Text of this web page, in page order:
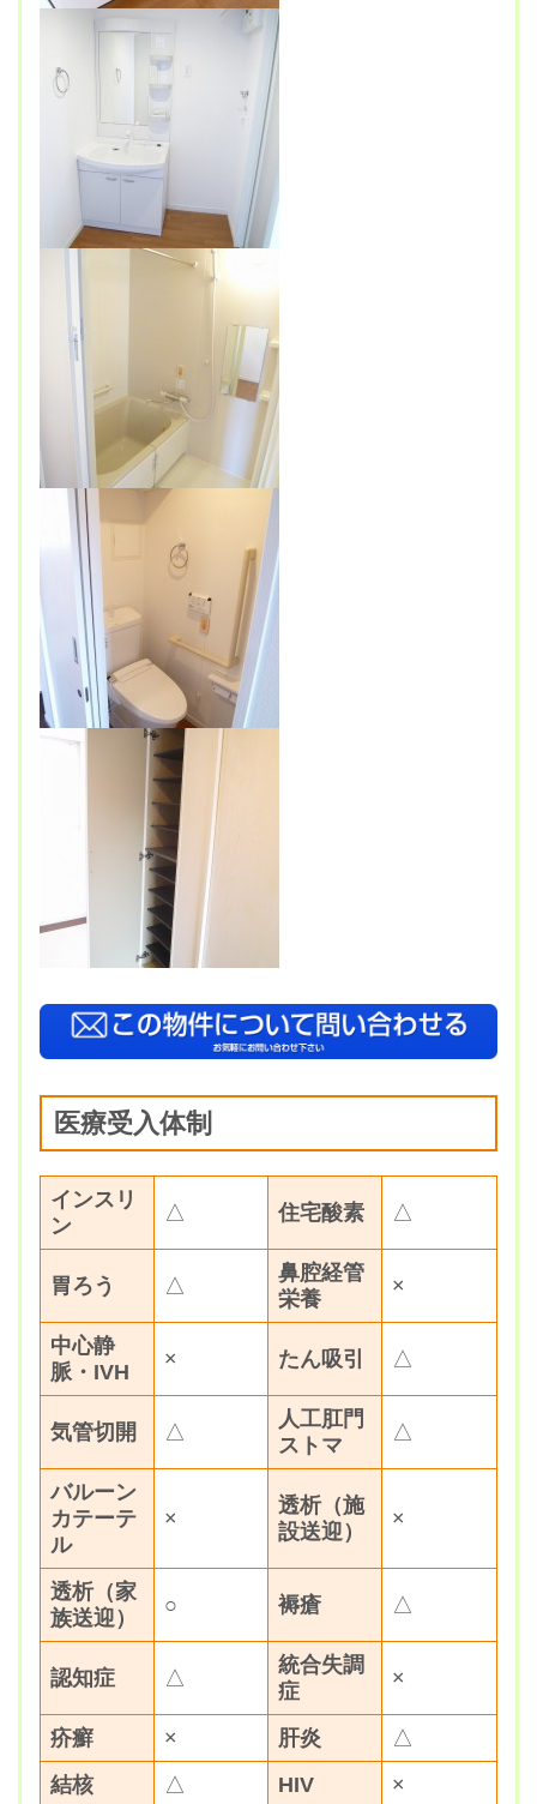
医療受入体制
インスリ
ン
△ 住宅酸素 △
胃ろう △
鼻腔経管
栄養
×
中心静
脈・IVH
× たん吸引 △
気管切開 △
人工肛門
ストマ
△
バルーン
カテーテ
ル
×
透析（施
設送迎）
×
透析（家
族送迎）
○ 褥瘡 △
認知症 △
統合失調
症
×
疥癬 × 肝炎
△
結核
△ HIV ×